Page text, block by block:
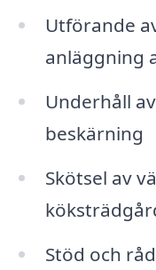
Utförande
anläggning
Underhåll
beskärning
Skötsel av
Stöd och